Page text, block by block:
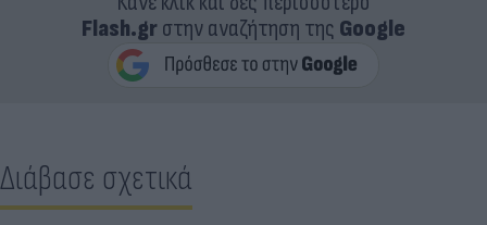
Flash.grστην αναζήτηση της Google
Διάβασε σχετικά